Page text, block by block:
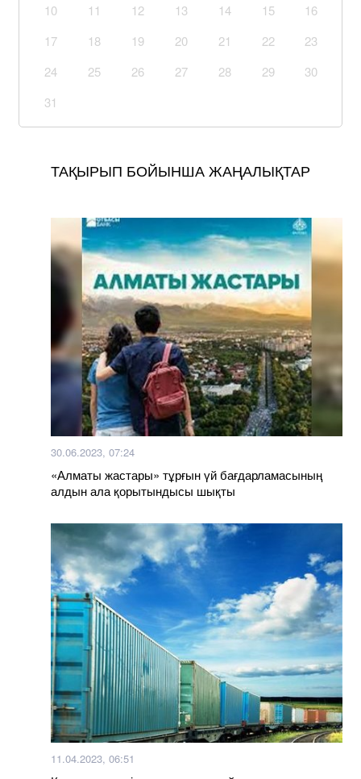
10
11 12 13 14 15
16
17
18 19 20 21 22
23
24
25 26 27 28 29
30
31
ТАҚЫРЫП БОЙЫНША ЖАҢАЛЫҚТАР
30.06.2023, 07:24
«Алматы жастары» тұрғын үй бағдарламасының
алдын ала қорытындысы шықты
11.04.2023, 06:51